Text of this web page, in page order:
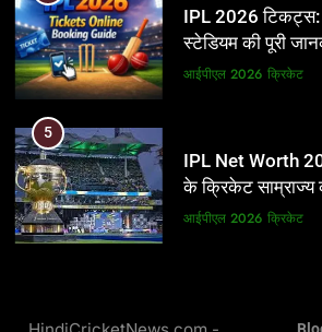
IPL Net Worth
के क्रिकेट साम्राज्य
आईपीएल 2026 क्रिकेट
6
IPL टीम के मालिक:
असली ताकत
आईपीएल 2026 क्रिकेट
विस्तृत विश्लेषण
IPL 2026
स्टेडियम की पूरी
आईपीएल 2026 क्रिकेट
5
IPL Net Worth
के क्रिकेट साम्राज्य
आईपीएल 2026 क्रिकेट